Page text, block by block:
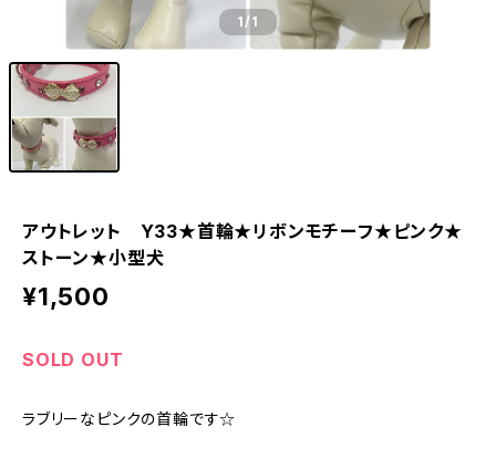
1/1
アウトレット Y33★首輪★リボンモチーフ★ピンク★
ストーン★小型犬
¥1,500
SOLD OUT
ラブリーなピンクの首輪です☆